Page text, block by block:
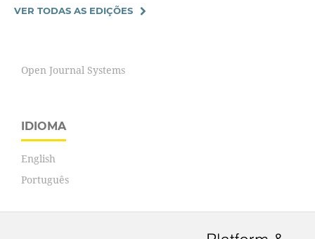
VER TODAS AS EDIÇÕES
Open Journal Systems
IDIOMA
English
Português